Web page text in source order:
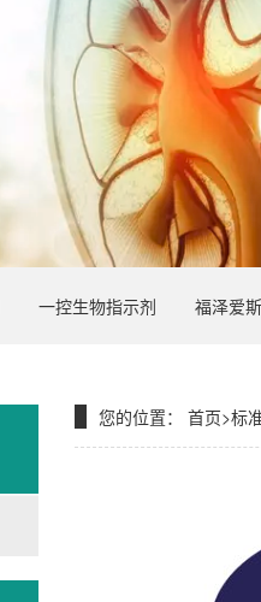
一控生物指示剂 福泽爱
您的位置： 首页>标